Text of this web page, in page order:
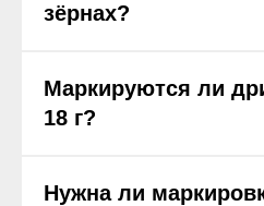
зёрнах?
Маркируются ли
18 г?
Нужна ли